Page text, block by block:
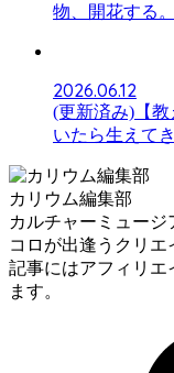
物、開花する。
2026.06.12
(更新済み)【
いたら生えて
カリウム編集部
カルチャーミュー
コロが出逢うクリエ
記事にはアフィリエ
ます。